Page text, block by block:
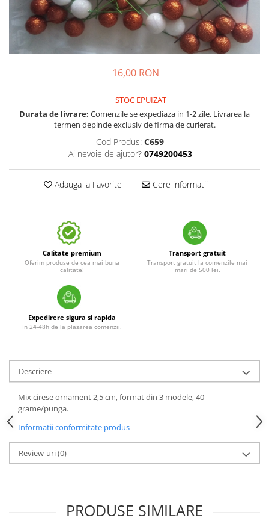
16,00 RON
STOC EPUIZAT
Durata de livrare: Comenzile se expediaza in 1-2 zile. Livrarea la
termen depinde exclusiv de firma de curierat.
Cod Produs: C659
Ai nevoie de ajutor? 0749200453
Adauga la Favorite Cere informatii
Calitate premium
Oferim produse de cea mai buna
calitate!
Transport gratuit
Transport gratuit la comenzile mai
mari de 500 lei.
Expedirere sigura si rapida
In 24-48h de la plasarea comenzii.
Descriere
Mix cirese ornament 2,5 cm, format din 3 modele, 40
grame/punga.
Informatii conformitate produs
Review-uri(0)
PRODUSE SIMILARE